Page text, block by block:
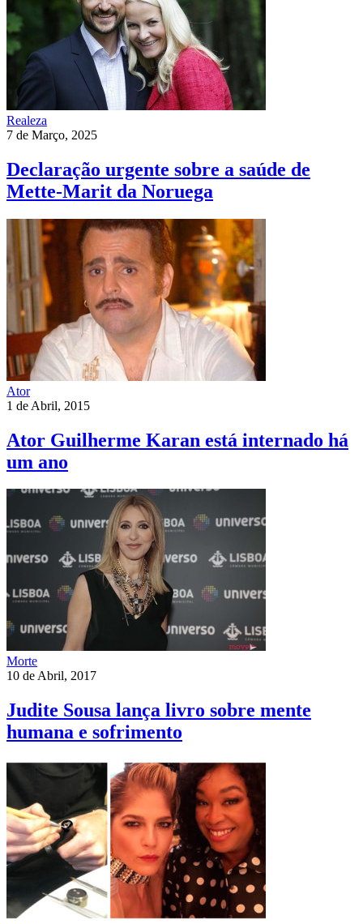
Realeza
7 de Março, 2025
Declaração urgente sobre a saúde de
Mette-Marit da Noruega
Ator
1 de Abril, 2015
Ator Guilherme Karan está internado há
um ano
Morte
10 de Abril, 2017
Judite Sousa lança livro sobre mente
humana e sofrimento